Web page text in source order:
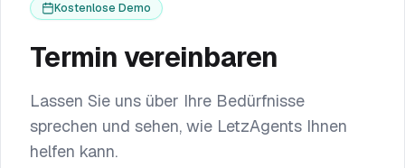
Kostenlose Demo
Termin vereinbaren
Lassen Sie uns über Ihre Bedürfnisse
sprechen und sehen, wie LetzAgents Ihnen
helfen kann.